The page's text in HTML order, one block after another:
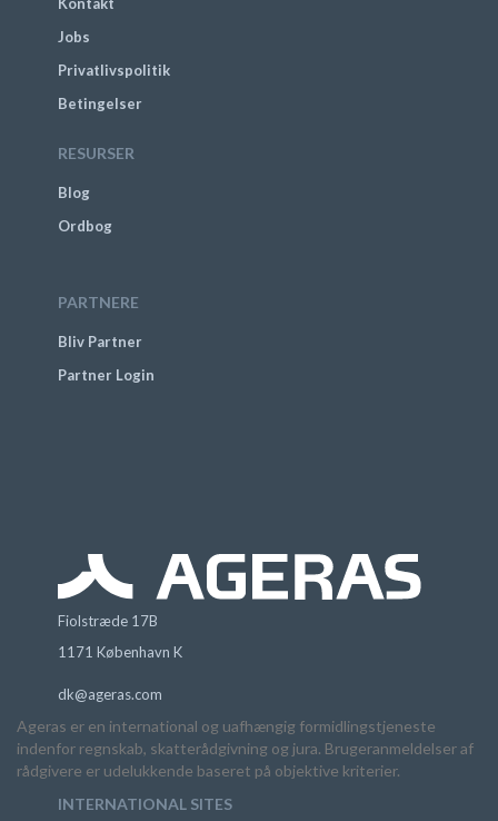
Kontakt
Jobs
Privatlivspolitik
Betingelser
RESURSER
Blog
Ordbog
PARTNERE
Bliv Partner
Partner Login
Fiolstræde 17B
1171 København K
dk@ageras.com
Ageras er en international og uafhængig formidlingstjeneste
indenfor regnskab, skatterådgivning og jura. Brugeranmeldelser af
rådgivere er udelukkende baseret på objektive kriterier.
INTERNATIONAL SITES